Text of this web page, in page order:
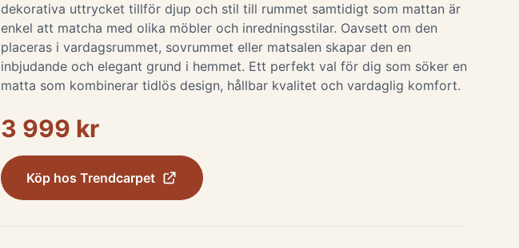
dekorativa uttrycket tillför djup och stil till rummet samtidigt som mattan är
enkel att matcha med olika möbler och inredningsstilar. Oavsett om den
placeras i vardagsrummet, sovrummet eller matsalen skapar den en
inbjudande och elegant grund i hemmet. Ett perfekt val för dig som söker en
matta som kombinerar tidlös design, hållbar kvalitet och vardaglig komfort.
3 999 kr
Köp hos Trendcarpet